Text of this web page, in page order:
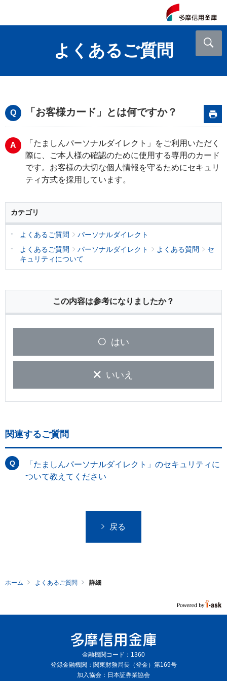
よくあるご質問
「お客様カード」とは何ですか？
「たましんパーソナルダイレクト」をご利用いただく
際に、ご本人様の確認のために使用する専用のカード
です。お客様の大切な個人情報を守るためにセキュリ
ティ方式を採用しています。
カテゴリ
よくあるご質問
パーソナルダイレクト
よくあるご質問
パーソナルダイレクト よくある質問
セ
キュリティについて
この内容は参考になりましたか？
はい
いいえ
関連するご質問
「たましんパーソナルダイレクト」のセキュリティに
ついて教えてください
戻る
ホーム よくあるご質問 詳細
金融機関コード：1360
登録金融機関：関東財務局長（登金）第169号
加入協会：日本証券業協会